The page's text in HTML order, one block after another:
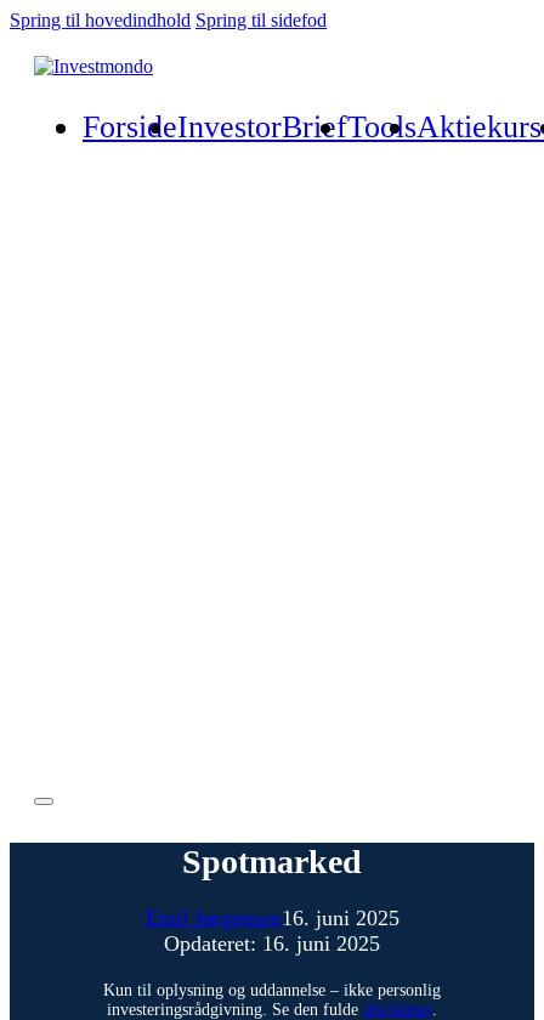
Spring til hovedindhold Spring til sidefod
ForsideInvestorBriefTools
Spotmarked
Emil Jørgensen16. juni 2025
Opdateret: 16. juni 2025
Kun til oplysning og uddannelse – ikke personlig
investeringsrådgivning. Se den fulde disclaimer.